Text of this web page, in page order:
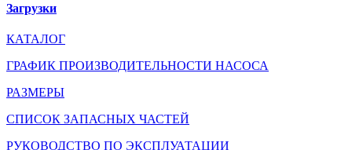
Загрузки
КАТАЛОГ
ГРАФИК ПРОИЗВОДИТЕЛЬНОСТИ НАСОСА
РАЗМЕРЫ
СПИСОК ЗАПАСНЫХ ЧАСТЕЙ
РУКОВОДСТВО ПО ЭКСПЛУАТАЦИИ